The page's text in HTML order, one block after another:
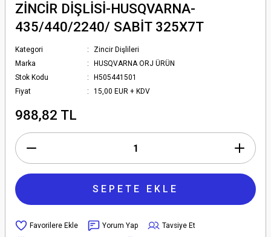
ZİNCİR DİŞLİSİ-HUSQVARNA-
435/440/2240/ SABİT 325X7T
Kategori
Zincir Dişlileri
Marka
HUSQVARNA ORJ ÜRÜN
Stok Kodu
H505441501
Fiyat
15,00 EUR + KDV
988,82 TL
SEPETE EKLE
Yorum Yap
Tavsiye Et